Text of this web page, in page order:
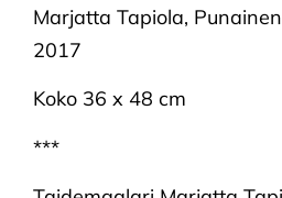
Marjatta Tapiola,
2017
Koko 36 x 48 cm
***